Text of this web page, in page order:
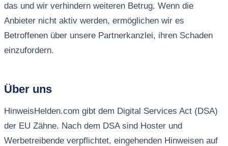
das und wir verhindern weiteren Betrug. Wenn die
Anbieter nicht aktiv werden, ermöglichen wir es
Betroffenen über unsere Partnerkanzlei, ihren Schaden
einzufordern.
Über uns
HinweisHelden.com gibt dem Digital Services Act (DSA)
der EU Zähne. Nach dem DSA sind Hoster und
Werbetreibende verpflichtet, eingehenden Hinweisen auf